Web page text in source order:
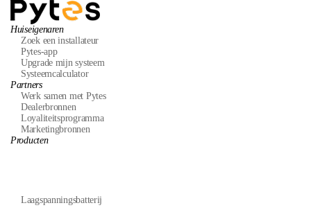
Huiseigenaren
Zoek een installateur
Pytes-app
Upgrade mijn systeem
Systeemcalculator
Partners
Werk samen met Pytes
Dealerbronnen
Loyaliteitsprogramma
Marketingbronnen
Producten
Laagspanningsbatterij